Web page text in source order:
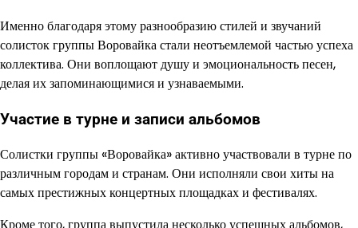
Именно благодаря этому разнообразию стилей и звучаний
солисток группы Воровайка стали неотъемлемой частью успеха
коллектива. Они воплощают душу и эмоциональность песен,
делая их запоминающимися и узнаваемыми.
Участие в турне и записи альбомов
Солистки группы «Воровайка» активно участвовали в турне по
различным городам и странам. Они исполняли свои хиты на
самых престижных концертных площадках и фестивалях.